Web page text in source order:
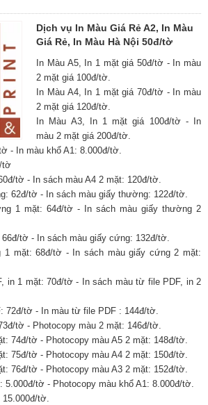
Dịch vụ In Màu Giá Rẻ A2, In Màu
Giá Rẻ, In Màu Hà Nội 50đ/tờ
In Màu A5, In 1 mặt giá 50đ/tờ - In màu
2 mặt giá 100đ/tờ.
In Màu A4, In 1 mặt giá 70đ/tờ - In màu
2 mặt giá 120đ/tờ.
In Màu A3, In 1 mặt giá 100đ/tờ - In
màu 2 mặt giá 200đ/tờ.
- In màu khổ A1: 8.000đ/tờ.
tờ
tờ - In sách màu A4 2 mặt: 120đ/tờ.
62đ/tờ - In sách màu giấy thường: 122đ/tờ.
1 mặt: 64đ/tờ - In sách màu giấy thường 2
66đ/tờ - In sách màu giấy cứng: 132đ/tờ.
1 mặt: 68đ/tờ - In sách màu giấy cứng 2 mặt:
in 1 mặt: 70đ/tờ - In sách màu từ file PDF, in 2
72đ/tờ - In màu từ file PDF : 144đ/tờ.
tờ - Photocopy màu 2 mặt: 146đ/tờ.
74đ/tờ - Photocopy màu A5 2 mặt: 148đ/tờ.
75đ/tờ - Photocopy màu A4 2 mặt: 150đ/tờ.
76đ/tờ - Photocopy màu A3 2 mặt: 152đ/tờ.
5.000đ/tờ - Photocopy màu khổ A1: 8.000đ/tờ.
15.000đ/tờ.